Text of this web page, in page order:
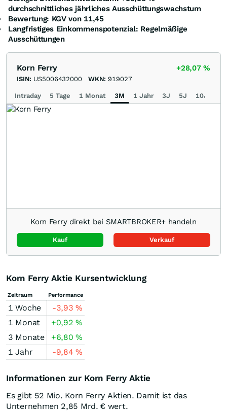
durchschnittliches jährliches Ausschüttungswachstum
Bewertung: KGV von 11,45
Langfristiges Einkommenspotenzial: Regelmäßige
Ausschüttungen
Korn Ferry +28,07%
ISIN: US5006432000 WKN: 919027
Intraday 5 Tage 1 Monat 3M 1 Jahr 3J 5J 10J
Korn Ferry direkt bei SMARTBROKER+ handeln
Kauf Verkauf
Korn Ferry Aktie Kursentwicklung
Zeitraum Performance
1 Woche -3,93%
1 Monat
+0,92%
3 Monate
+6,80%
1 Jahr
-9,84%
Informationen zur Korn Ferry Aktie
Es gibt 52 Mio. Korn Ferry Aktien. Damit ist das
Unternehmen 2,85 Mrd. € wert.